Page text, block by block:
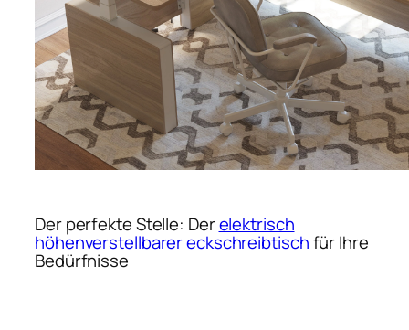
Der perfekte Stelle: Derelektrisch
höhenverstellbarer eckschreibtischfür Ihre
Bedürfnisse